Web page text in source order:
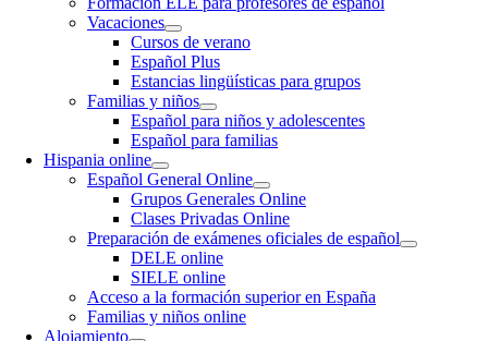
Vacaciones
Cursos de verano
Español Plus
Estancias lingüísticas para grupos
Familias y niños
Español para niños y adolescentes
Español para familias
Hispania online
Español General Online
Grupos Generales Online
Clases Privadas Online
Preparación de exámenes oficiales de español
DELE online
SIELE online
Acceso a la formación superior en España
Familias y niños online
Alojamiento